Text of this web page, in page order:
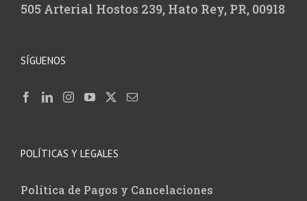
505 Arterial Hostos 239, Hato Rey, PR, 00918
SÍGUENOS
POLÍTICAS Y LEGALES
Política de Pagos y Cancelaciones